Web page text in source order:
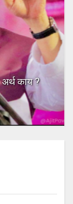
अर्थ काय ?